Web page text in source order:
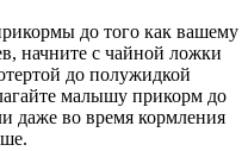
до того как вашему
начните с чайной ложки
до полужидкой
малышу прикорм до
даже во время кормления